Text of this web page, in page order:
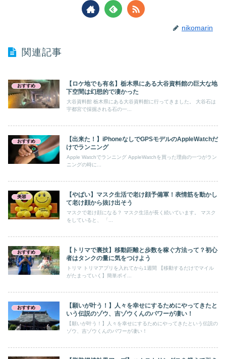
nikomarin
関連記事
おすすめ
【ロケ地でも有名】栃木県にある大谷資料館の巨大な地
下空間は幻想的で凄かった
大谷資料館 栃木県にある大谷資料館に行ってきました。 大谷石は
宇都宮で採掘される石の一...
おすすめ
【出来た！】iPhoneなしでGPSモデルのAppleWatchだ
けでランニング
Apple Watchでランニング AppleWatchを買った理由の一つがラン
ニングの時に...
美容
【やばい】マスク生活で老け顔予備軍！表情筋を動かし
て老け顔から抜け出そう
マスクで老け顔になる？ マスク生活が長く続いています。 マスク
をしていると、 「...
おすすめ
【トリマで裏技】移動距離と歩数を稼ぐ方法って？初心
者はタンクの量に気をつけよう
トリマ トリマアプリを入れてから1週間 【移動するだけでマイル
がたまっていく】簡単ポイ...
おすすめ
【願いが叶う！】人々を幸せにするためにやってきたと
いう伝説のゾウ、吉ゾウくんのパワーが凄い！
【願いが叶う！】人々を幸せにするためにやってきたという伝説の
ゾウ、吉ゾウくんのパワーが凄い！